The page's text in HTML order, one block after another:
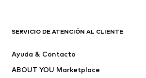
Camisetas
Jeans
Pantalones
SERVICIO DE ATENCIÓN AL CLIENTE
Ayuda & Contacto
ABOUT YOU Marketplace